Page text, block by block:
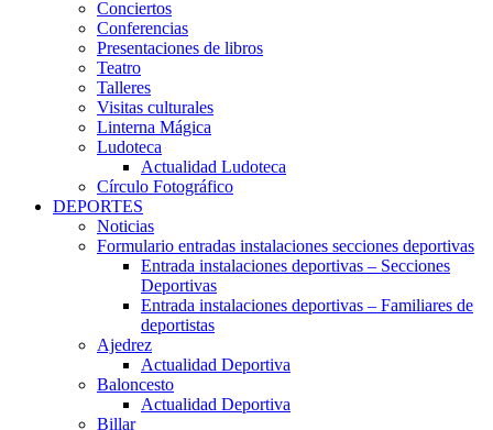
Conciertos
Conferencias
Presentaciones de libros
Teatro
Talleres
Visitas culturales
Linterna Mágica
Ludoteca
Actualidad Ludoteca
Círculo Fotográfico
DEPORTES
Noticias
Formulario entradas instalaciones secciones deportivas
Entrada instalaciones deportivas – Secciones
Deportivas
Entrada instalaciones deportivas – Familiares de
deportistas
Ajedrez
Actualidad Deportiva
Baloncesto
Actualidad Deportiva
Billar